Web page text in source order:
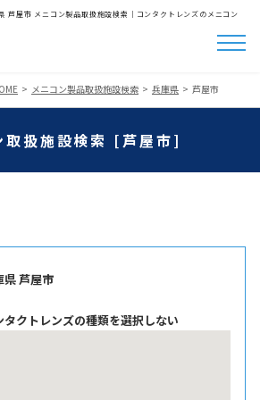
芦屋市 メニコン製品取扱施設検索│コンタクトレンズのメニコン
メニコン製品取扱施設検索 兵庫県 芦屋市
取扱施設検索 [芦屋市]
県 芦屋市
タクトレンズの種類を選択しない